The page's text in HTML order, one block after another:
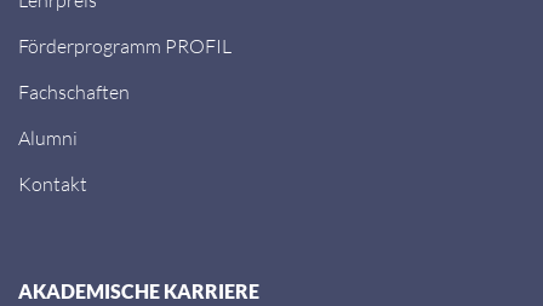
Förderprogramm PROFIL
Fachschaften
Alumni
Kontakt
AKADEMISCHE KARRIERE